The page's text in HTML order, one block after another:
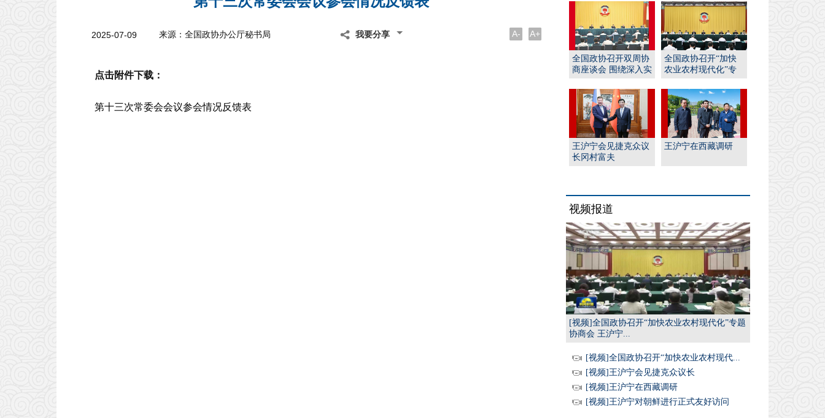
2025-07-09 来源：全国政协办公厅秘书局 我要分享 A- A+
点击附件下载：
第十三次常委会会议参会情况反馈表
全国政协召开双周协
商座谈会 围绕深入实
动...
全国政协召开“加快
农业农村现代化”专
并...
王沪宁会见捷克众议
长冈村富夫
王沪宁在西藏调研
视频报道
[视频]全国政协召开“加快农业农村现代化”专题
协商会 王沪宁...
[视频]全国政协召开“加快农业农村现代...
[视频]王沪宁会见捷克众议长
[视频]王沪宁在西藏调研
[视频]王沪宁对朝鲜进行正式友好访问